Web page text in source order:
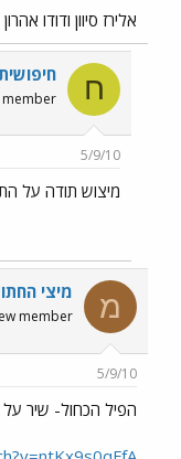
אלירז סיוון ודודו אהרון
ח member
5/9/10
מיצוש תודה על
מ מיצי
member
5/9/10
הפיל הכחול- שיר על